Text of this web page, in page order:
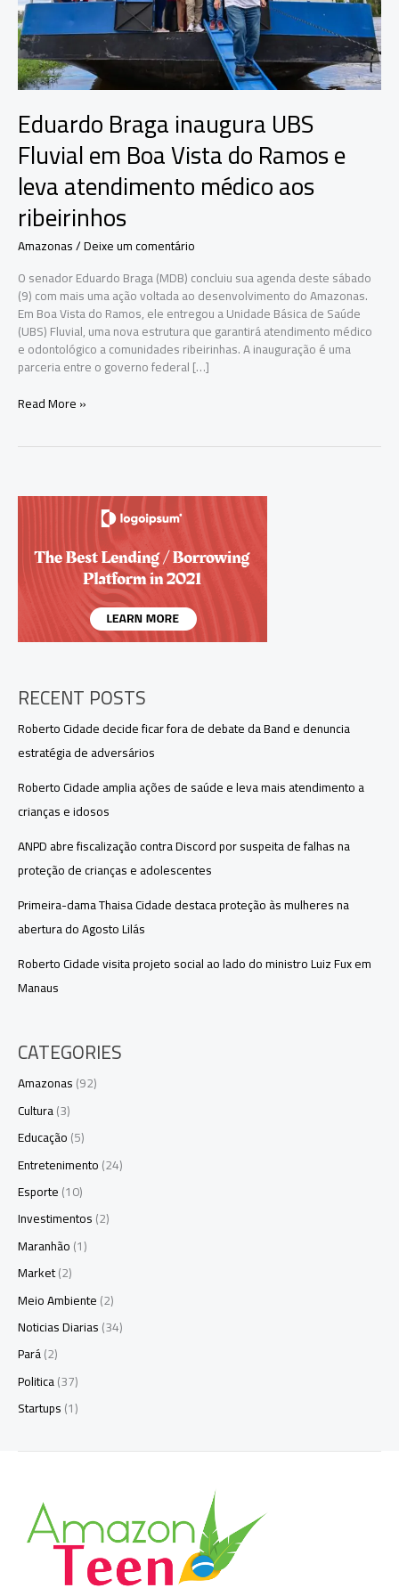
Eduardo Braga inaugura UBS
Fluvial em Boa Vista do Ramos e
leva atendimento médico aos
ribeirinhos
Amazonas/Deixe um comentário
O senador Eduardo Braga (MDB) concluiu sua agenda deste sábado
(9) com mais uma ação voltada ao desenvolvimento do Amazonas.
Em Boa Vista do Ramos, ele entregou a Unidade Básica de Saúde
(UBS) Fluvial, uma nova estrutura que garantirá atendimento médico
e odontológico a comunidades ribeirinhas. A inauguração é uma
parceria entre o governo federal […]
Eduardo
em
Ramos
Read More »
RECENT POSTS
Roberto Cidade decide ficar fora de debate da Band e denuncia
estratégia de adversários
Roberto Cidade amplia ações de saúde e leva mais atendimento a
crianças e idosos
ANPD abre fiscalização contra Discord por suspeita de falhas na
proteção de crianças e adolescentes
Primeira-dama Thaisa Cidade destaca proteção às mulheres na
abertura do Agosto Lilás
Roberto Cidade visita projeto social ao lado do ministro Luiz Fux em
Manaus
CATEGORIES
Amazonas(92)
Cultura(3)
Educação(5)
Entretenimento(24)
Esporte(10)
Investimentos(2)
Maranhão(1)
Market(2)
Meio Ambiente(2)
Noticias Diarias(34)
Pará(2)
Politica(37)
Startups(1)